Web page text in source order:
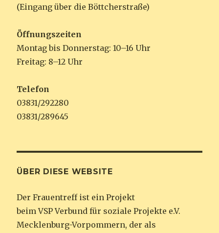
(Eingang über die Böttcherstraße)
Öffnungszeiten
Montag bis Donnerstag: 10–16 Uhr
Freitag: 8–12 Uhr
Telefon
03831/292280
03831/289645
ÜBER DIESE WEBSITE
Der Frauentreff ist ein Projekt
beim VSP Verbund für soziale Projekte e.V.
Mecklenburg-Vorpommern, der als